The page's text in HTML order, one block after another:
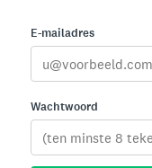
E-mailadres
Wachtwoord